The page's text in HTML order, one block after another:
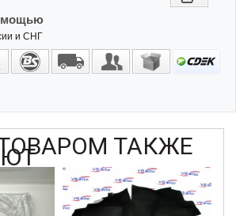
и СНГ
ТАКЖЕ